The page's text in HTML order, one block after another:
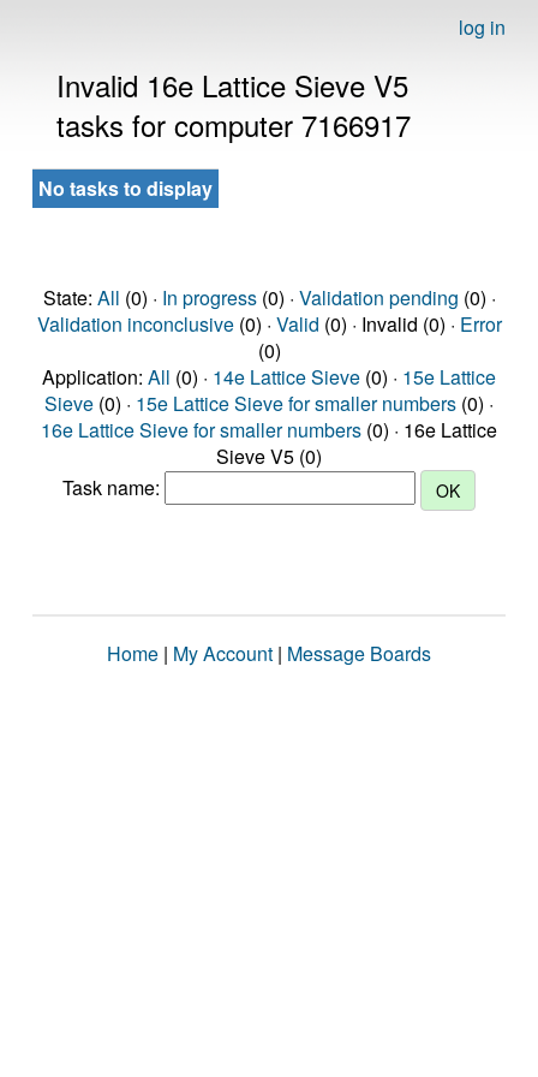
log in
Invalid 16e Lattice Sieve V5
tasks for computer 7166917
No tasks to display
State: All (0) · In progress(0) · Validation pending (0) ·
Validation inconclusive(0) · Valid (0) · Invalid (0) · Error
(0)
Application: All (0) · 14e Lattice Sieve (0) · 15e Lattice
Sieve (0) · 15e Lattice Sieve for smaller numbers (0) ·
16e Lattice Sieve for smaller numbers (0) · 16e Lattice
Sieve V5 (0)
Task name:
Home | My Account | Message Boards